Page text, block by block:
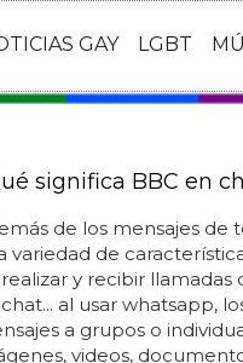
GAY LGBT
significa BBC en
de los mensajes
variedad de
y recibir llamadas
al usar whatsapp,
a grupos o
videos,